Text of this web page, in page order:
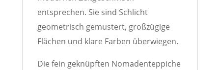
entsprechen. Sie sind Schlicht
geometrisch gemustert, großzügige
Flächen und klare Farben überwiegen.
Die fein geknüpften Nomadenteppiche